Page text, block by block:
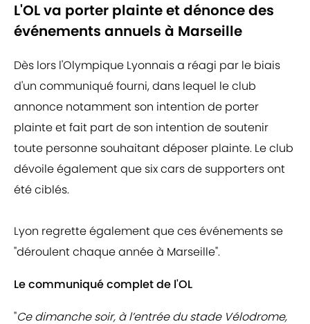
L'OL va porter plainte et dénonce des
événements annuels à Marseille
Dès lors l'Olympique Lyonnais a réagi par le biais
d'un communiqué fourni, dans lequel le club
annonce notamment son intention de porter
plainte et fait part de son intention de soutenir
toute personne souhaitant déposer plainte. Le club
dévoile également que six cars de supporters ont
été ciblés.
Lyon regrette également que ces événements se
"déroulent chaque année à Marseille".
Le communiqué complet de l'OL
"Ce dimanche soir, à l’entrée du stade Vélodrome,